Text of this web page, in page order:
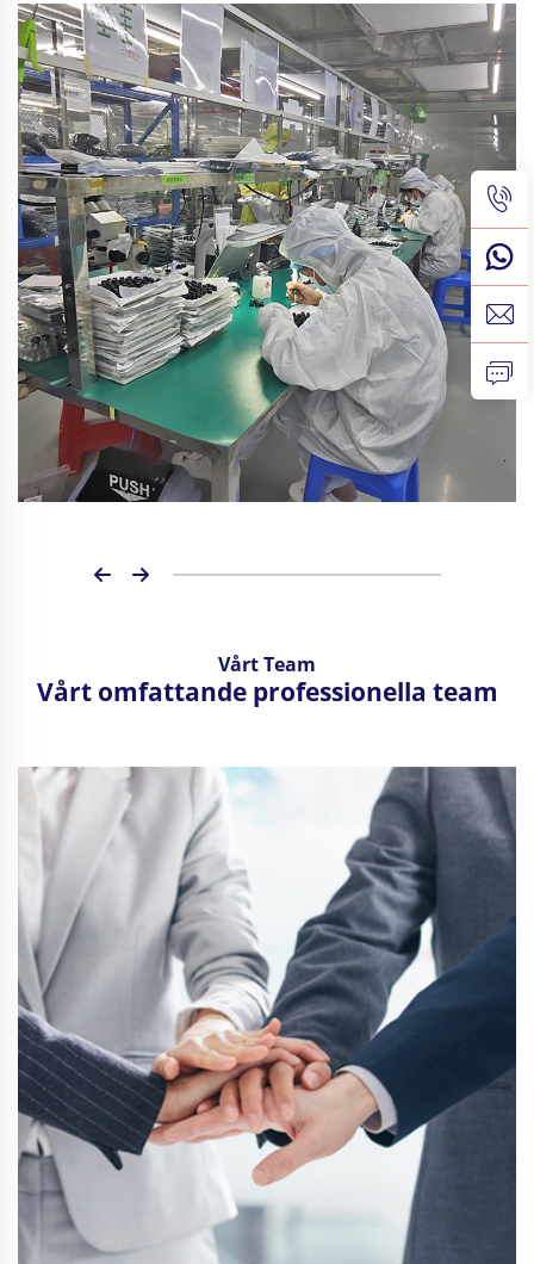
Vårt Team
Vårt omfattande professionella team